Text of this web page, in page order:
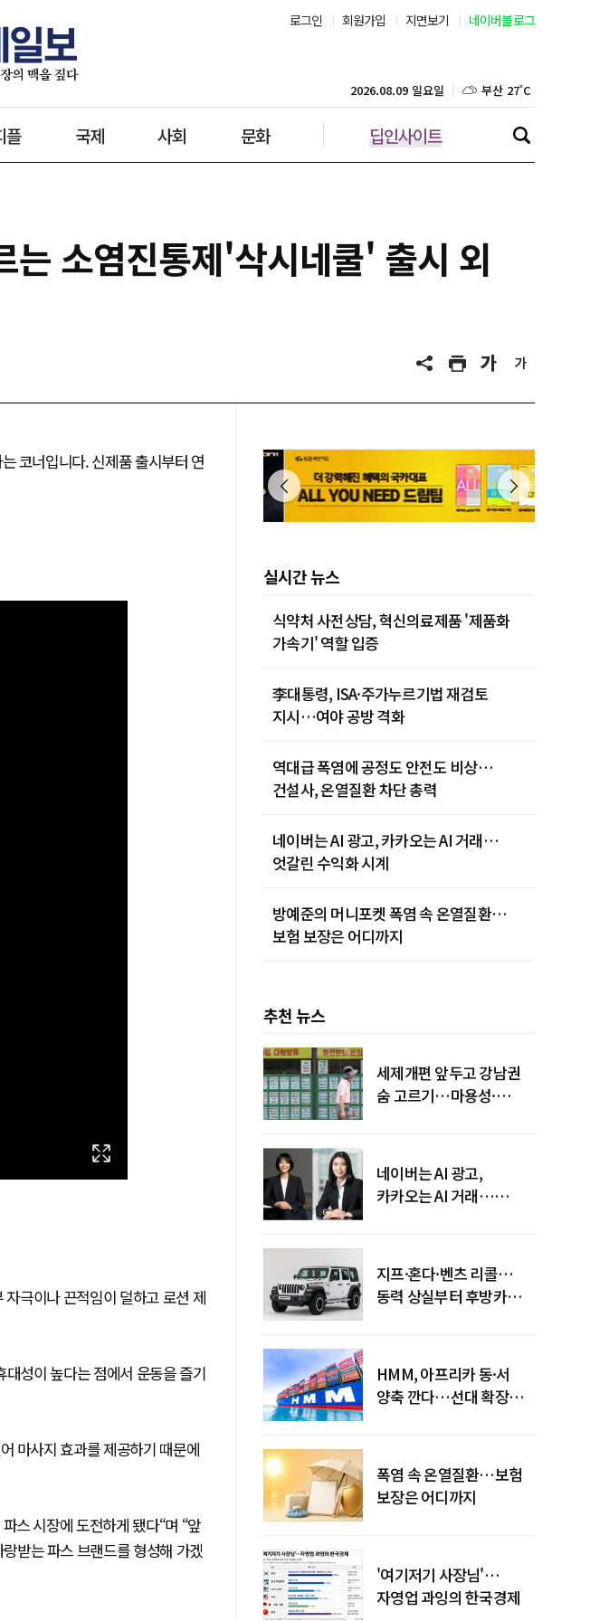
로그인 회원가입 지면보기 네이버블로그
플 국제 사회 문화 딥인사이트
2026.08.09 일요일 대구 25˚C
인천 25˚C
제주 29˚C
소염진통제'삭시네쿨' 출시 외
코너입니다. 신제품 출시부터 연
극이나 끈적임이 덜하고 로션 제
성이 높다는 점에서 운동을 즐기
마사지 효과를 제공하기 때문에
스 시장에 도전하게 됐다“며 “앞
받는 파스 브랜드를 형성해 가겠
실시간 뉴스
식약처 사전상담, 혁신의료제품 '제품화
가속기' 역할 입증
李대통령, ISA·주가누르기법 재검토
지시…여야 공방 격화
역대급 폭염에 공정도 안전도 비상…
건설사, 온열질환 차단 총력
네이버는 AI 광고, 카카오는 AI 거래…
엇갈린 수익화 시계
방예준의 머니포켓 폭염 속 온열질환…
보험 보장은 어디까지
추천 뉴스
세제개편 앞두고 강남권
숨 고르기…마용성·
네이버는 AI 광고,
카카오는 AI 거래…
지프·혼다·벤츠 리콜…
동력 상실부터 후방카메라
HMM, 아프리카 동·서
양축 깐다…선대 확장
폭염 속 온열질환…보험
보장은 어디까지
'여기저기 사장님'…
자영업 과잉의 한국경제